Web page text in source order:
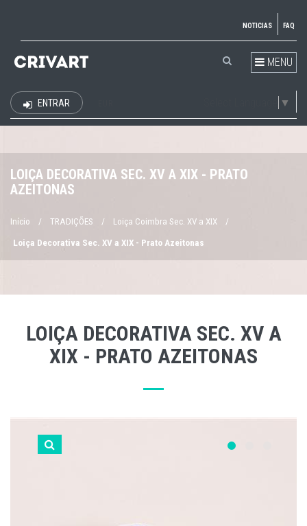
NOTICIAS FAQ
MENU
▼
ENTRAR
LOIÇA DECORATIVA SEC. XV A XIX - PRATO
AZEITONAS
Início / TRADIÇÕES / Loiça Coimbra Sec. XV a XIX /
Loiça Decorativa Sec. XV a XIX - Prato Azeitonas
LOIÇA DECORATIVA SEC. XV A
XIX - PRATO AZEITONAS